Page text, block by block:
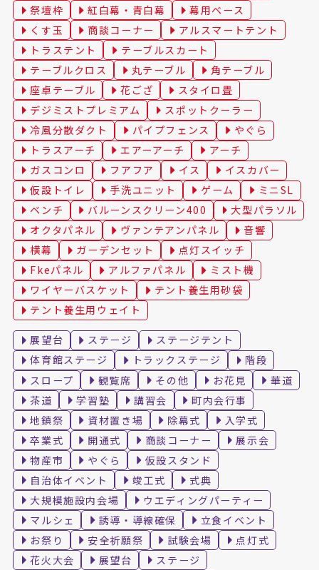
祭壇枠
紅白幕・青白幕
幕用ベース
くす玉
商談コーナー
アルスマートテント
トラステント
テーブルスカート
テーブルクロス
丸テーブル
角テーブル
座卓テーブル
花ござ
スタイロ畳
デジミストプレミアム
スポットクーラー
冷風分散ダクト
パイプフェンス
やぐら
トラスアーチ
エアーアーチ
アーチ
ガスコンロ
フアフア イス
イスカバー
仮設トイレ
手洗ユニット ゲーム
ミニSL
ベンチ
バルーンスクリーン400
大型パラソル
オクタパネル
ヴァンテアンパネル
音響
横幕
ガーデンセット
点灯スイッチ
Fkeパネル
アルファパネル
ミスト機
ワイヤーバスケット
テント養生用砂袋
テント養生用ウェイト
展望台 ステージ
ステージテント
体育館ステージ
トラックステージ
階段
スロープ
観覧席 その他 お花見
華道
茶道
学習塾 講習会
町内会行事
地鎮祭
資材置き場 除幕式
入学式
卒業式
開通式 商談コーナー
展示会
物産市
やぐら
仮設スタンド
自治体イベント
竣工式
式典
大規模施設内会場
ウエディングパーティー
マルシェ
誘導・導線確保
立食イベント
お祭り
安全祈願祭 試験会場
点灯式
花火大会
展望台
ステージ